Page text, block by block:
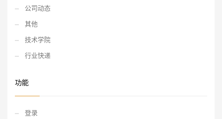
公司动态
其他
技术学院
行业快递
功能
登录